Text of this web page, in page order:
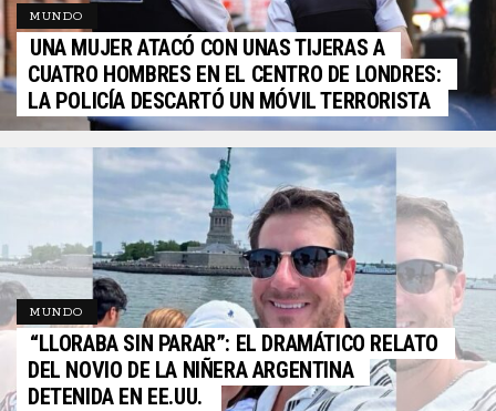
MUNDO
UNA MUJER ATACÓ CON UNAS TIJERAS A
CUATRO HOMBRES EN EL CENTRO DE LONDRES:
LA POLICÍA DESCARTÓ UN MÓVIL TERRORISTA
MUNDO
“LLORABA SIN PARAR”: EL DRAMÁTICO RELATO
DEL NOVIO DE LA NIÑERA ARGENTINA
DETENIDA EN EE.UU.